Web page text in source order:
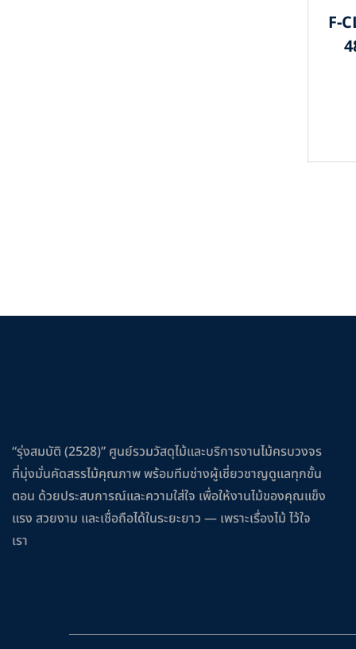
F-
“รุ่งสมบัติ (2528)” ศูนย์รวมวัสดุไม้และบริการงานไม้ครบวงจร
ที่มุ่งมั่นคัดสรรไม้คุณภาพ พร้อมทีมช่างผู้เชี่ยวชาญดูแลทุกขั้น
ตอน ด้วยประสบการณ์และความใส่ใจ เพื่อให้งานไม้ของคุณแข็ง
แรง สวยงาม และเชื่อถือได้ในระยะยาว — เพราะเรื่องไม้ ไว้ใจ
เรา